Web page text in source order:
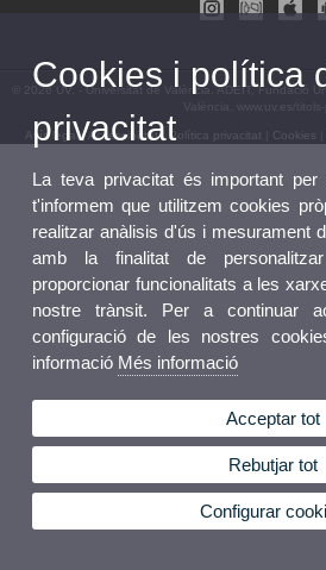
© 2026 UV. - Universitat de València. ADEIT, Fundació
València. www.uv.es/titols-
Avís legal|Accessibilitat| Política privacitat Cookies
Cookies i política
privacitat
La teva privacitat és important
t'informem que utilitzem cookies
realitzar anàlisis d'ús i mesurament
amb la finalitat de
proporcionar funcionalitats a les
nostre trànsit. Per a continuar
configuració de les nostres
informació Més informació
Acceptar tot
Rebutjar tot
Configurar